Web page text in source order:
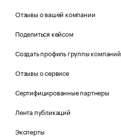
Отзывы о вашей компании
Поделиться кейсом
Создать профиль группы компаний
Отзывы о сервисе
Сертифицированные партнеры
Лента публикаций
Эксперты